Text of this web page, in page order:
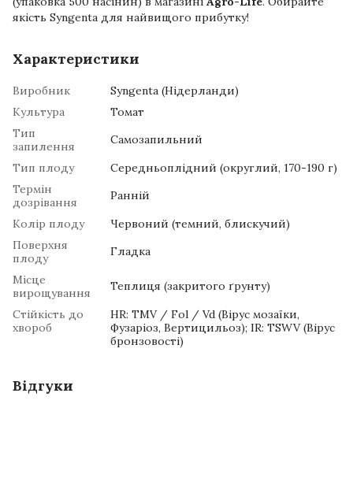
якість Syngenta для найвищого прибутку!
Характеристики
Виробник
Syngenta (Нідерланди)
Культура
Томат
Тип
запилення
Самозапильний
Тип плоду
Середньоплідний (округлий, 170-190 г)
Термін
дозрівання
Ранній
Колір плоду
Червоний (темний, блискучий)
Поверхня
плоду
Гладка
Місце
вирощування
Теплиця (закритого ґрунту)
Стійкість до
хвороб
HR: TMV / Fol / Vd (Вірус мозаїки,
Фузаріоз, Вертицильоз); IR: TSWV (Вірус
бронзовості)
Відгуки